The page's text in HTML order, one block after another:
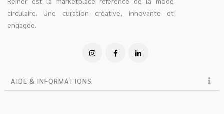
circulaire. Une curation créative, innovante et
engagée.
AIDE & INFORMATIONS